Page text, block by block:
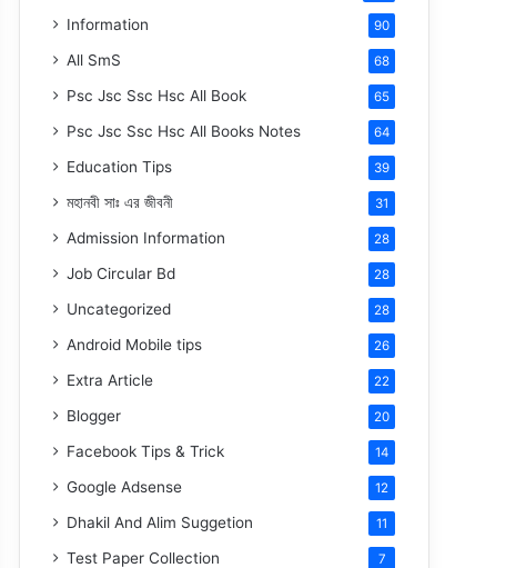
Information 90
All SmS 68
Psc Jsc Ssc Hsc All Book 65
Psc Jsc Ssc Hsc All Books Notes 64
Education Tips 39
মহানবীসাঃ এর জীবনী 31
Admission Information 28
Job Circular Bd 28
Uncategorized 28
Android Mobile tips 26
Extra Article 22
Blogger 20
Facebook Tips & Trick 14
Google Adsense 12
Dhakil And Alim Suggetion 11
Test Paper Collection 7